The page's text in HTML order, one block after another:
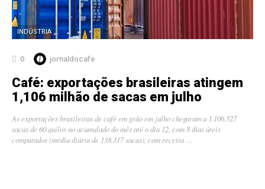
INDÚSTRIA
0 jornaldocafe
Café: exportações brasileiras atingem
1,106 milhão de sacas em julho
As exportações brasileiras de café em grão em julho chegaram a 1.106.527
sacas de 60 quilos no acumulado do mês até o dia 12, com 8 dias úteis
computados (média diária de 138.317 sacas), com receita …